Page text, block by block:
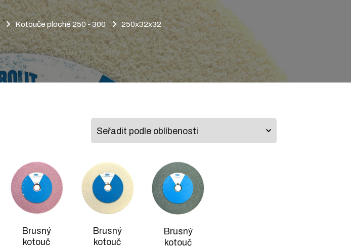
Kotouče ploché 250 - 300 250x32x32
Brusný
kotouč
Brusný
kotouč
Brusný
kotouč